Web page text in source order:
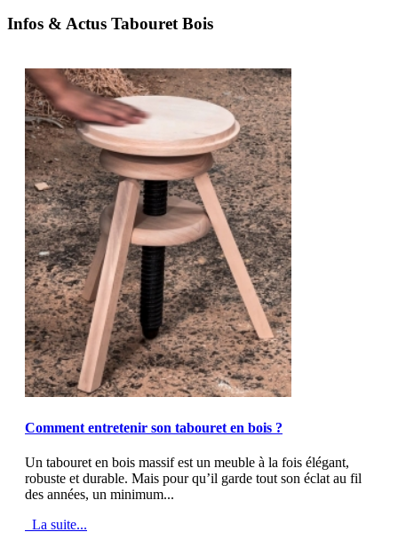
Infos & Actus Tabouret Bois
Comment entretenir son tabouret en bois ?
Un tabouret en bois massif est un meuble à la fois élégant,
robuste et durable. Mais pour qu’il garde tout son éclat au fil
des années, un minimum...
La suite...